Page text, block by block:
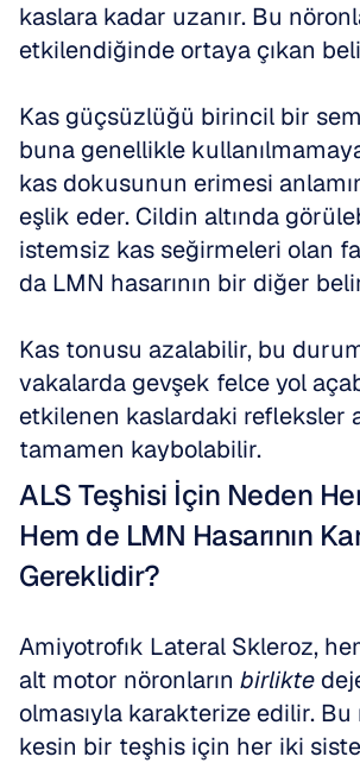
kaslara kadar uzanır. Bu
etkilendiğinde ortaya çıkan
Kas güçsüzlüğü birincil bir
buna genellikle
kas dokusunun erimesi
eşlik eder. Cildin altında
istemsiz kas seğirmeleri olan
da LMN hasarının bir diğer
Kas tonusu azalabilir, bu
vakalarda gevşek felce yol
etkilenen kaslardaki refleksler
tamamen kaybolabilir.
ALS Teşhisi İçin Neden
Hem de LMN Hasarının
Gereklidir?
Amiyotrofık Lateral Skleroz,
alt motor nöronların birlikte
olmasıyla karakterize edilir. Bu
kesin bir teşhis için her iki